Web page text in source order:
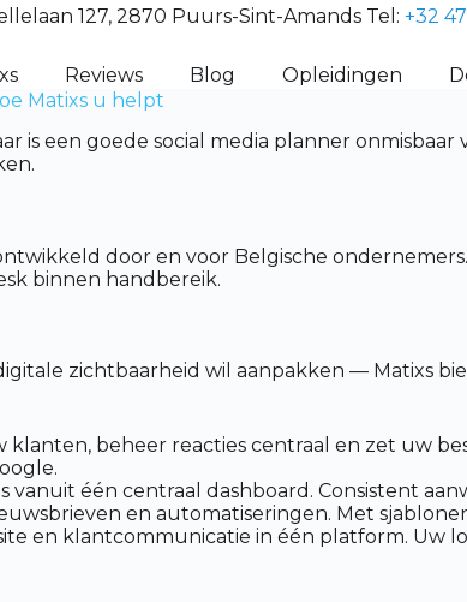
127, 2870 Puurs-Sint-Amands Tel: +32
Reviews Blog Opleidingen
Matixs u helpt
een goede social media planner onmisbaar
door en voor Belgische
binnen handbereik.
zichtbaarheid wil aanpakken — Matixs
beheer reacties centraal en zet uw
één centraal dashboard. Consistent
en automatiseringen. Met
en klantcommunicatie in één platform. Uw